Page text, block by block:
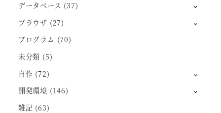
データベース (37)
ブラウザ (27)
プログラム (70)
未分類 (5)
自作 (72)
開発環境 (146)
雑記 (63)